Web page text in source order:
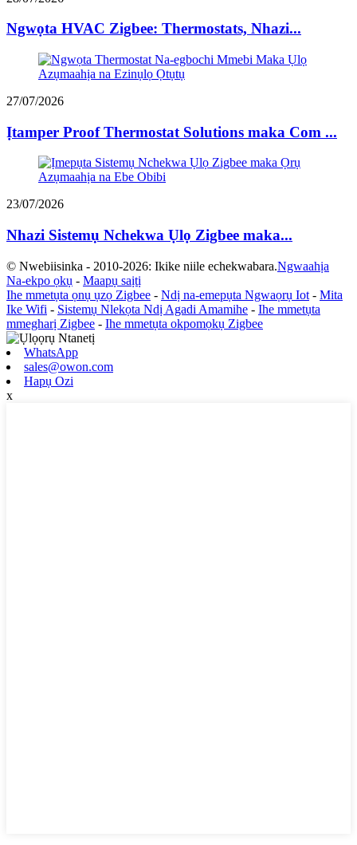
Ngwọta HVAC Zigbee: Thermostats, Nhazi...
27/07/2026
Ịtamper Proof Thermostat Solutions maka Com ...
23/07/2026
Nhazi Sistemụ Nchekwa Ụlọ Zigbee maka...
© Nwebiisinka - 2010-2026: Ikike niile echekwabara.Ngwaahịa
Na-ekpo ọkụ - Maapụ saịtị
Ihe mmetụta ọnụ ụzọ Zigbee - Ndị na-emepụta Ngwaọrụ Iot - Mita
Ike Wifi - Sistemụ Nlekọta Ndị Agadi Amamihe - Ihe mmetụta
mmegharị Zigbee - Ihe mmetụta okpomọkụ Zigbee
WhatsApp
sales@owon.com
Hapụ Ozi
x